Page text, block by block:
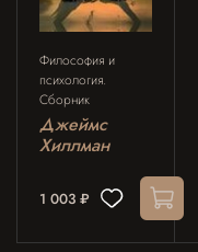
Философия и
психология.
Сборник
Джеймс
Хиллман
1 003 ₽